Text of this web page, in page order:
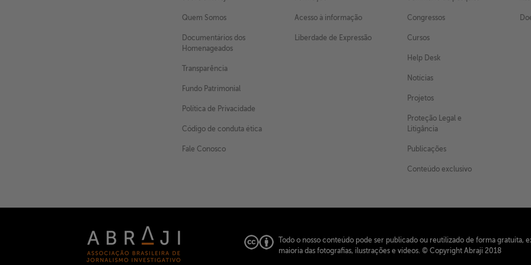
Quem Somos
Documentários dos
Homenageados
Transparência
Fundo Patrimonial
Política de Privacidade
Código de conduta ética
Fale Conosco
Acesso à informação
Liberdade de Expressão
Congressos
Cursos
Help Desk
Notícias
Projetos
Proteção Legal e
Litigância
Publicações
Conteúdo exclusivo
Todo o nosso conteúdo pode ser publicado ou reutilizado de forma gratuita,
maioria das fotografias, ilustrações e vídeos. © Copyright Abraji 2018